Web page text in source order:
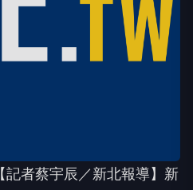
記者蔡宇辰／新北報導】新